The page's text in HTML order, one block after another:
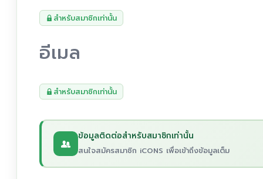
สำหรับสมาชิกเท่านั้น
อีเมล
สำหรับสมาชิกเท่านั้น
ข้อมูลติดต่อสำหรับสมาชิกเท่านั้น
สนใจสมัครสมาชิก iCONS เพื่อเข้าถึงข้อมูลเต็ม